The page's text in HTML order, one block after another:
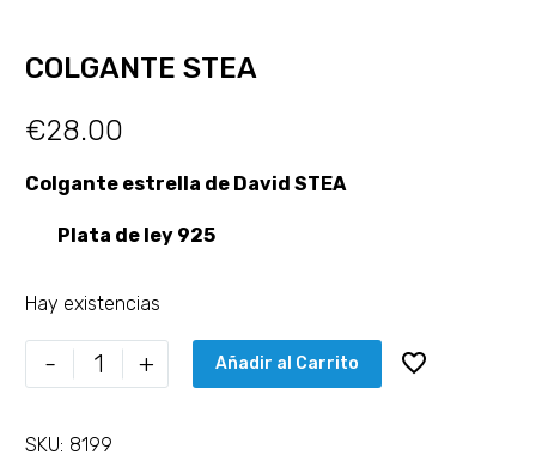
COLGANTE STEA
€28.00
Colgante estrella de David STEA
Plata de ley 925
Hay existencias
- + Añadir al Carrito
SKU: 8199